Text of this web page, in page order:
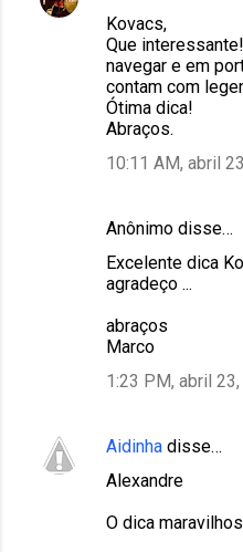
Kovacs,
Que
navegar e em
contam com
Ótima dica!
Abraços.
10:11 AM, abril
Anônimo disse…
Excelente dica
agradeço ...
abraços
Marco
1:23 PM, abril
Aidinha disse…
Alexandre
O dica